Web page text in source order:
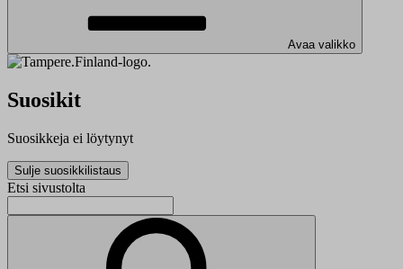
Avaa valikko
Suosikit
Suosikkeja ei löytynyt
Sulje suosikkilistaus
Etsi sivustolta